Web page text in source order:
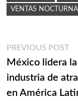
VENTAS
de
entradas
PREVIOUS POST
México lidera la
industria de
en América